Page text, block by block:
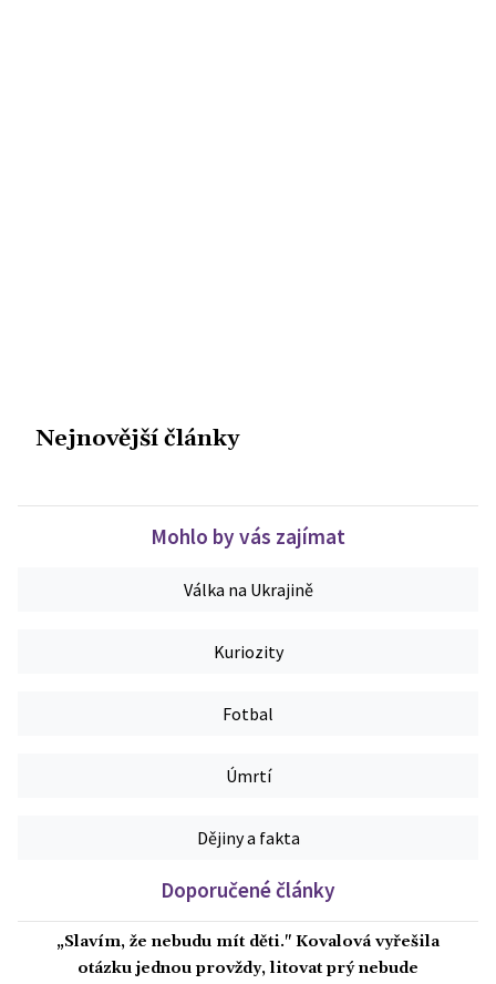
Nejnovější články
Mohlo by vás zajímat
Válka na Ukrajině
Kuriozity
Fotbal
Úmrtí
Dějiny a fakta
Doporučené články
„Slavím, že nebudu mít děti." Kovalová vyřešila
otázku jednou provždy, litovat prý nebude